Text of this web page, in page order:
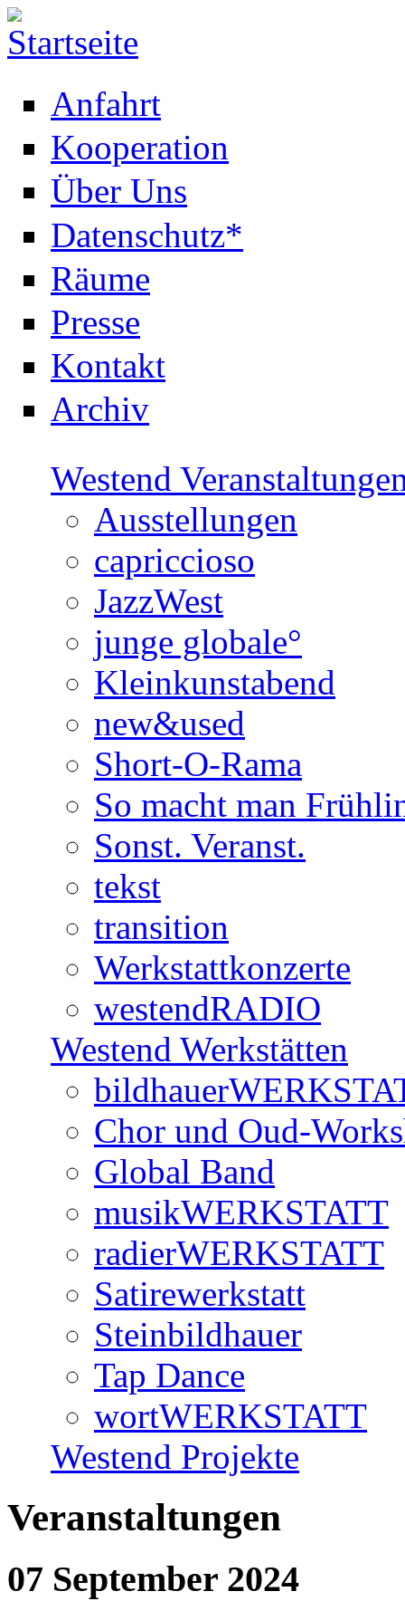
Anfahrt
Kooperation
Über Uns
Datenschutz*
Räume
Presse
Kontakt
Archiv
Westend
Ausstellungen
capriccioso
JazzWest
junge globale°
Kleinkunstabend
new&used
Short-O-Rama
So macht man
Sonst. Veranst.
tekst
transition
Werkstattkonzerte
westendRADIO
Westend Werkstätten
Chor und Oud-
Global Band
musikWERKSTATT
radierWERKSTATT
Satirewerkstatt
Steinbildhauer
Tap Dance
wortWERKSTATT
Westend Projekte
Veranstaltungen
07 September 2024